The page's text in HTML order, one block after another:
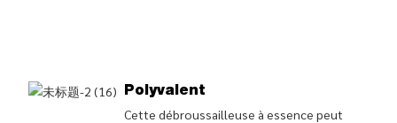
Polyvalent
Cette débroussailleuse à essence peut